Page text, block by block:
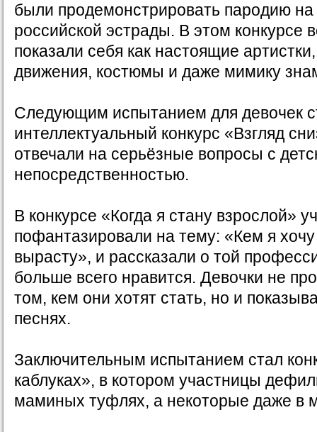
были продемонстрировать пародию на
российской эстрады. В этом конкурсе
показали себя как настоящие
движения, костюмы и даже мимику
Следующим испытанием для девочек
интеллектуальный конкурс «Взгляд
отвечали на серьёзные вопросы с
непосредственностью.
В конкурсе «Когда я стану взрослой»
пофантазировали на тему: «Кем я хочу
вырасту», и рассказали о той
больше всего нравится. Девочки не
том, кем они хотят стать, но и
песнях.
Заключительным испытанием стал
каблуках», в котором участницы
маминых туфлях, а некоторые даже в